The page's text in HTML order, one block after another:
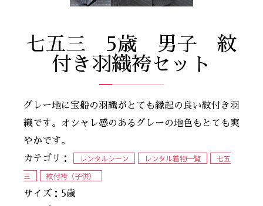
七五三 5歳 男子 紋
付き羽織袴セット
グレー地に宝船の羽織がとても縁起の良い紋付き羽
織です。オシャレ感のあるグレーの地色もとても爽
やかです。
カテゴリ：
レンタルシーン レンタル着物一覧
七五
三
紋付袴（子供）
サイズ：5歳